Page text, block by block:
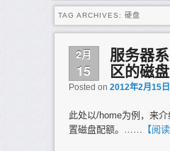
TAG ARCHIVES: 硬盘
2月
15
服务器
区的磁
Posted on 2012年2月15日
此处以/home为例，来
置磁盘配额。…… 【阅